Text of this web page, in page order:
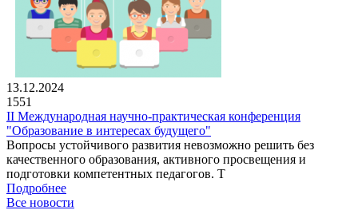
13.12.2024
1551
II Международная научно-практическая конференция
"Образование в интересах будущего"
Вопросы устойчивого развития невозможно решить без
качественного образования, активного просвещения и
подготовки компетентных педагогов. Т
Подробнее
Все новости